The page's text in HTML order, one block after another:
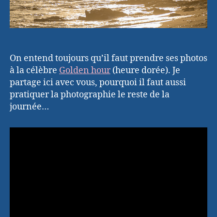
On entend toujours qu’il faut prendre ses photos
à la célèbre Golden hour(heure dorée). Je
partage ici avec vous, pourquoi il faut aussi
pratiquer la photographie le reste de la
journée…